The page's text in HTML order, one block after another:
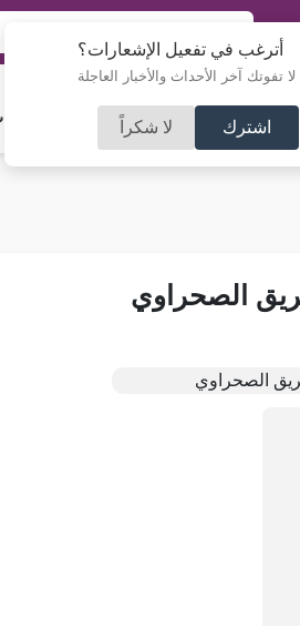
أترغب في تفعيل الإشعارات؟
تفوتك آخر الأحداث والأخبار العاجلة
اشترك لا شكراً
مجلس الأمةرياضة آراء و مقالات
الصحراوي